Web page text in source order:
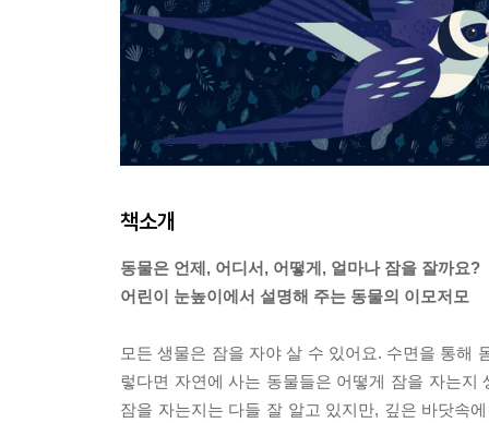
책소개
동물은 언제, 어디서, 어떻게, 얼마나 잠을 잘까요?
어린이 눈높이에서 설명해 주는 동물의 이모저모
모든 생물은 잠을 자야 살 수 있어요. 수면을 통해
렇다면 자연에 사는 동물들은 어떻게 잠을 자는
잠을 자는지는 다들 잘 알고 있지만, 깊은 바닷속